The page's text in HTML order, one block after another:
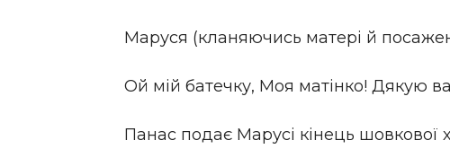
Маруся (кланяючись матері й
Ой мій батечку, Моя матінко! Дякую
Панас подає Марусі кінець шовкової